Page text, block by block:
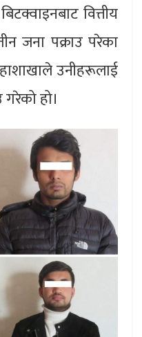
वित्तीय
जना पक्राउ परेका
उनीहरूलाई
हो।